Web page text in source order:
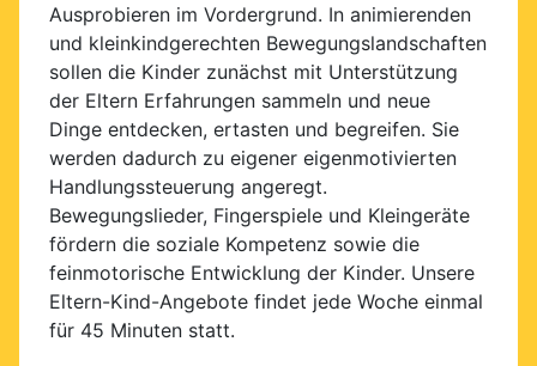
Ausprobieren im Vordergrund. In animierenden
und kleinkindgerechten Bewegungslandschaften
sollen die Kinder zunächst mit Unterstützung
der Eltern Erfahrungen sammeln und neue
Dinge entdecken, ertasten und begreifen. Sie
werden dadurch zu eigener eigenmotivierten
Handlungssteuerung angeregt.
Bewegungslieder, Fingerspiele und Kleingeräte
fördern die soziale Kompetenz sowie die
feinmotorische Entwicklung der Kinder. Unsere
Eltern-Kind-Angebote findet jede Woche einmal
für 45 Minuten statt.